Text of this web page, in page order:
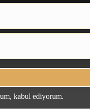
kabul ediyorum.